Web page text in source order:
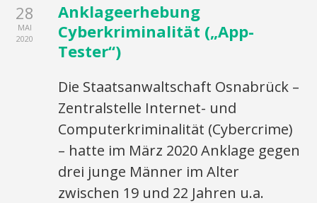
28
MAI
2020
Anklageerhebung
Cyberkriminalität („App-
Tester“)
Die Staatsanwaltschaft Osnabrück –
Zentralstelle Internet- und
Computerkriminalität (Cybercrime)
– hatte im März 2020 Anklage gegen
drei junge Männer im Alter
zwischen 19 und 22 Jahren u.a.